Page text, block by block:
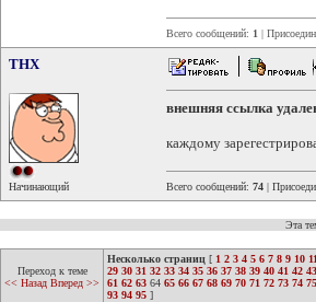
Всего сообщений: 1 |
THX
Начинающий
внешняя ссылка
каждому
Всего сообщений: 74 |
Эта
Переход к теме
<< Назад Вперед >>
Несколько страниц [ 1 2 3 4 5 6 7 8 9 10 11
29 30 31 32 33 34 35 36 37 38 39 40 41 42 43
61 62 63 64 65 66 67 68 69 70 71 72 73 74 75
93 94 95 ]